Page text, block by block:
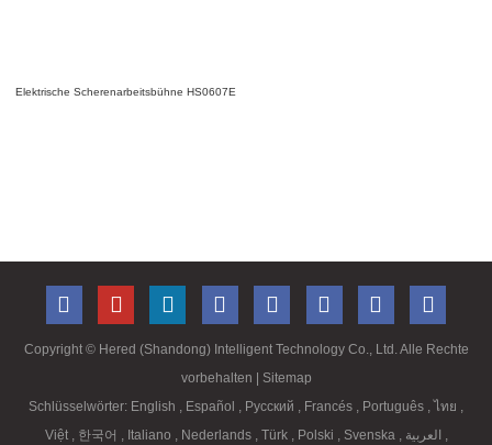
Elektrische Scherenarbeitsbühne HS0607E
Copyright © Hered (Shandong) Intelligent Technology Co., Ltd. Alle Rechte
vorbehalten
| Sitemap
Schlüsselwörter: English , Español , Русский , Francés , Português , ไทย ,
Việt , 한국어 , Italiano , Nederlands , Türk , Polski , Svenska , ,